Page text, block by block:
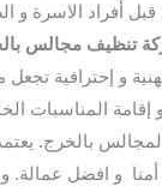
أفراد الاسرة و
تنظيف مجالس
و إحترافية تجعل
إقامة المناسبات
بالخرج.
أمنا و افضل